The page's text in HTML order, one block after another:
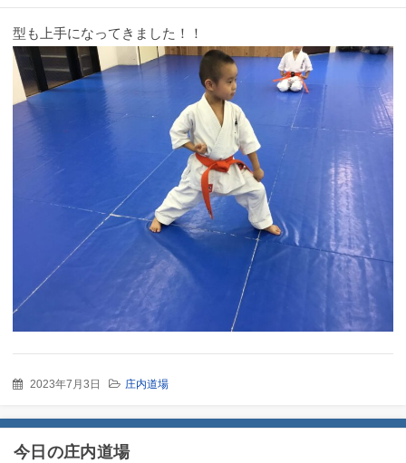
型も上手になってきました！！
2023年7月3日 庄内道場
今日の庄内道場